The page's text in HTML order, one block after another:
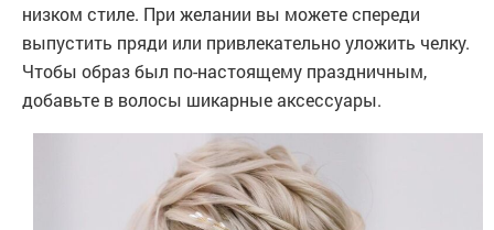
низком стиле. При желании вы можете спереди
выпустить пряди или привлекательно уложить челку.
Чтобы образ был по-настоящему праздничным,
добавьте в волосы шикарные аксессуары.